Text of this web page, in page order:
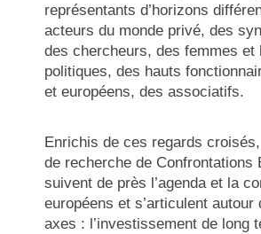
représentants d’horizons
acteurs du monde privé, des
des chercheurs, des femmes et
politiques, des hauts
et européens, des associatifs.
Enrichis de ces regards
de recherche de Confrontations
suivent de près l’agenda et la
européens et s’articulent autour
axes : l’investissement de long